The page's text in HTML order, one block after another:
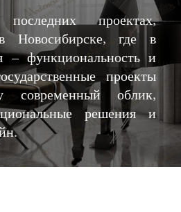
проектах,
Новосибирске, где в
– функциональность и
проекты
современный облик,
решения и